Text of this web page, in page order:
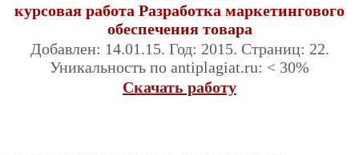
курсовая работа Разработка маркетингового
обеспечения товара
Добавлен: 14.01.15. Год: 2015. Страниц: 22.
Уникальность по antiplagiat.ru: < 30%
Скачать работу